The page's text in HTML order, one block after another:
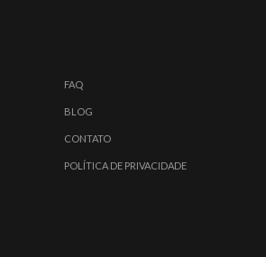
FAQ
BLOG
CONTATO
POLÍTICA DE PRIVACIDADE